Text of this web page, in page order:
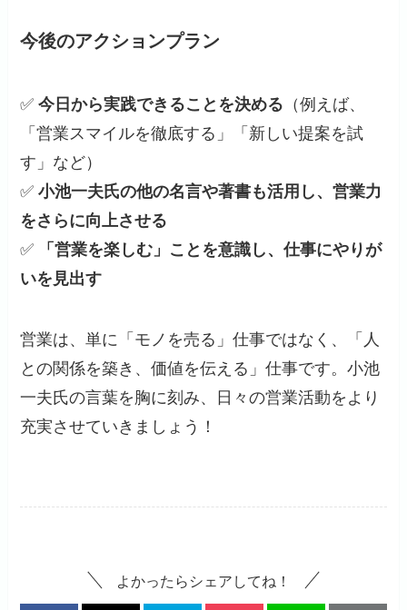
今後のアクションプラン
✅今日から実践できることを決める （例えば、
「営業スマイルを徹底する」「新しい提案を試
す」など）
✅小池一夫氏の他の名言や著書も活用し、営業力
をさらに向上させる
✅
「営業を楽しむ」ことを意識し、仕事にやりが
いを見出す
営業は、単に「モノを売る」仕事ではなく、「人
との関係を築き、価値を伝える」仕事です。小池
一夫氏の言葉を胸に刻み、日々の営業活動をより
充実させていきましょう！
よかったらシェアしてね！